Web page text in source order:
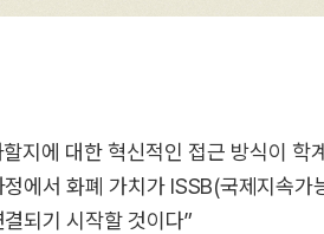
지에 대한 혁신적인 접근 방식이 학
에서 화폐 가치가 ISSB(국제지속가
되기 시작할 것이다”